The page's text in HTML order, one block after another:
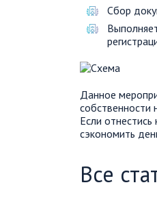
Сбор
Данное
собственности
Если
сэкономить
Все